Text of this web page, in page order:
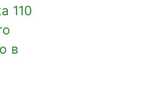
110
в